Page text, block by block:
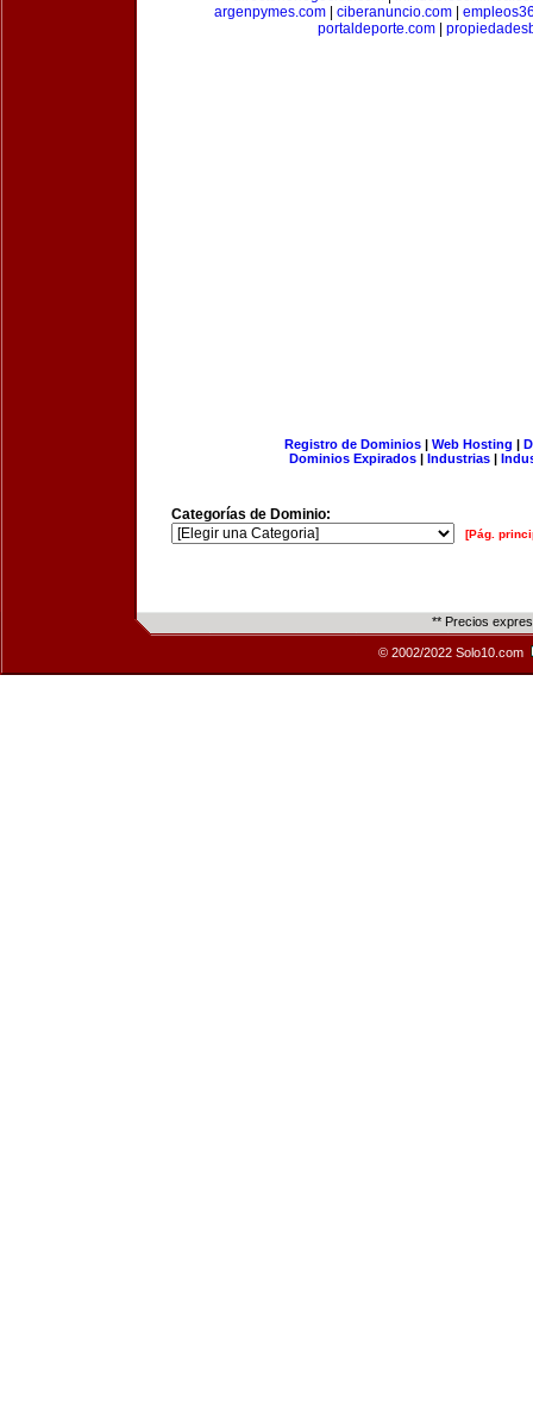
argenpymes.com| ciberanuncio.com|
portaldeporte.com|
Registro de Dominios| Web Hosting |
Dominios Expirados | Industrias |
Categorías de Dominio:
[Pág.
** Precios
© 2002/2022 Solo10.com